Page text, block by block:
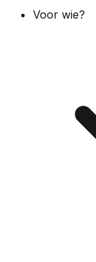
Voor wie?